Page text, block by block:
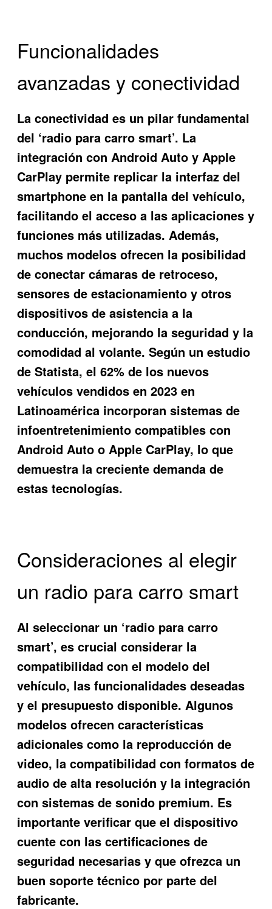
Funcionalidades
avanzadas y conectividad
La conectividad es un pilar fundamental
del ‘radio para carro smart’. La
integración con Android Auto y Apple
CarPlay permite replicar la interfaz del
smartphone en la pantalla del vehículo,
facilitando el acceso a las aplicaciones y
funciones más utilizadas. Además,
muchos modelos ofrecen la posibilidad
de conectar cámaras de retroceso,
sensores de estacionamiento y otros
dispositivos de asistencia a la
conducción, mejorando la seguridad y la
comodidad al volante. Según un estudio
de Statista, el 62% de los nuevos
vehículos vendidos en 2023 en
Latinoamérica incorporan sistemas de
infoentretenimiento compatibles con
Android Auto o Apple CarPlay, lo que
demuestra la creciente demanda de
estas tecnologías.
Consideraciones al elegir
un radio para carro smart
Al seleccionar un ‘radio para carro
smart’, es crucial considerar la
compatibilidad con el modelo del
vehículo, las funcionalidades deseadas
y el presupuesto disponible. Algunos
modelos ofrecen características
adicionales como la reproducción de
video, la compatibilidad con formatos de
audio de alta resolución y la integración
con sistemas de sonido premium. Es
importante verificar que el dispositivo
cuente con las certificaciones de
seguridad necesarias y que ofrezca un
buen soporte técnico por parte del
fabricante.